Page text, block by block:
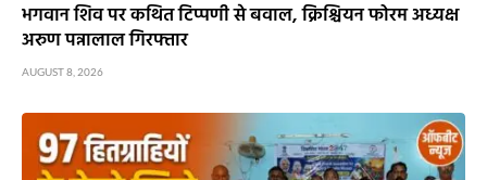
भगवान शिव पर कथित टिप्पणी से बवाल, क्रिश्चियन फोरम अध्यक्ष
अरुण पन्नालाल गिरफ्तार
AUGUST 8, 2026